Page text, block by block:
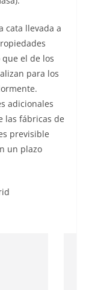
cata llevada a
el de los
para los
adicionales
las fábricas de
previsible
un plazo